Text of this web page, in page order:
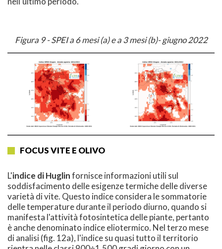
Figura 9 -SPEI a 6 mesi (a) e a 3 mesi (b)- giugno 2022
FOCUS VITE E OLIVO
L'indice di Huglinfornisce informazioni utili sul
soddisfacimento delle esigenze termiche delle diverse
varietà di vite. Questo indice considera le sommatorie
delle temperature durante il periodo diurno, quando si
manifesta l'attività fotosintetica delle piante, pertanto
è anche denominato indice eliotermico. Nel terzo mese
di analisi (fig. 12a), l'indice su quasi tutto il territorio